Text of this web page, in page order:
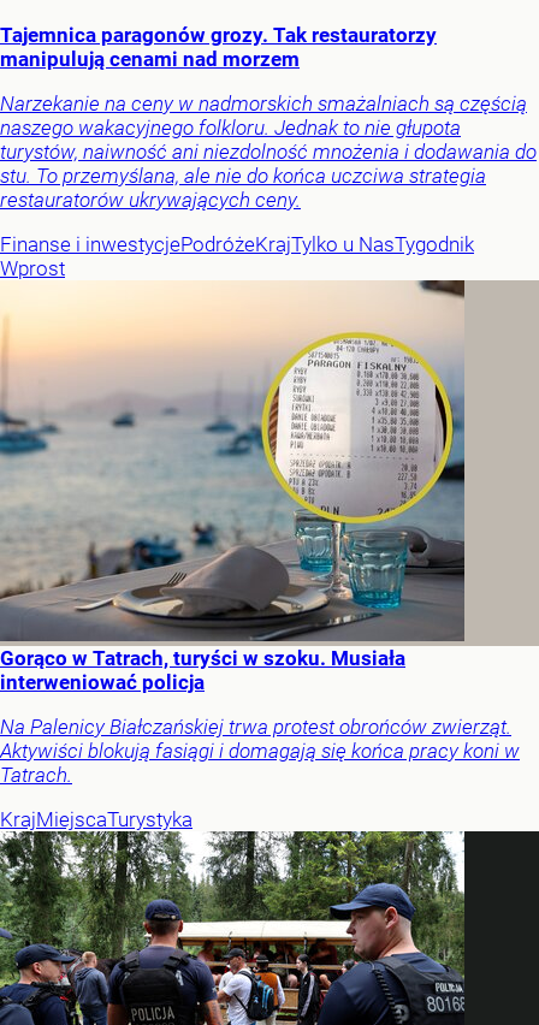
Tajemnica paragonów grozy. Tak restauratorzy
manipulują cenami nad morzem
Narzekanie na ceny w nadmorskich smażalniach są częścią
naszego wakacyjnego folkloru. Jednak to nie głupota
turystów, naiwność ani niezdolność mnożenia i dodawania do
stu. To przemyślana, ale nie do końca uczciwa strategia
restauratorów ukrywających ceny.
Finanse i inwestycjePodróżeKrajTylko u NasTygodnik
Wprost
Gorąco w Tatrach, turyści w szoku. Musiała
interweniować policja
Na Palenicy Białczańskiej trwa protest obrońców zwierząt.
Aktywiści blokują fasiągi i domagają się końca pracy koni w
Tatrach.
KrajMiejscaTurystyka